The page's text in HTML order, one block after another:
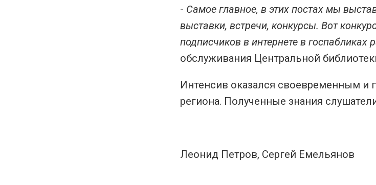
- Самое главное, в этих постах мы
выставки, встречи, конкурсы. Вот
подписчиков в интернете в
обслуживания Центральной
Интенсив оказался своевременным
региона. Полученные знания
Леонид Петров, Сергей Емельянов